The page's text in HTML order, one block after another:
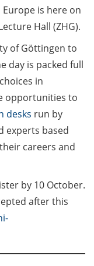
is here on
Hall (ZHG).
of Göttingen to
day is packed full
in
opportunities to
desks run by
experts based
careers and
by 10 October.
after this